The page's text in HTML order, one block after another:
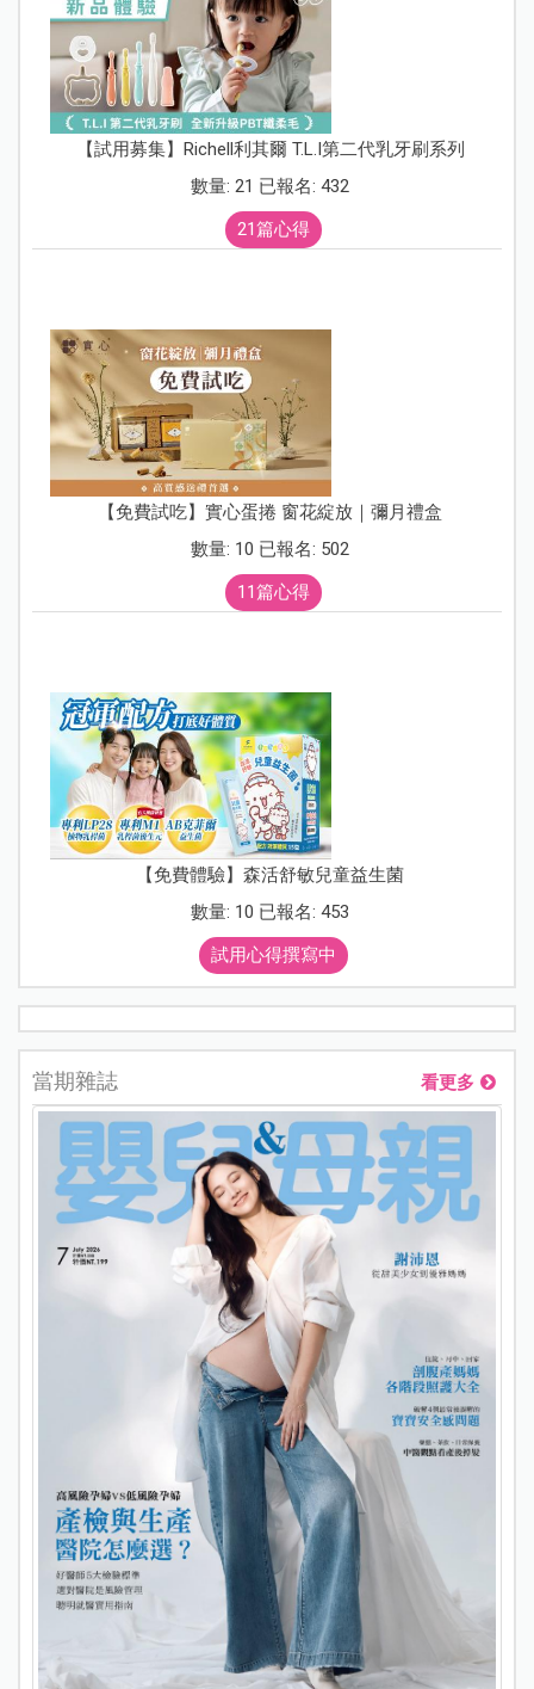
【試用募集】Richell利其爾 T.L.I第二代乳牙刷系列
數量: 21 已報名: 432
21篇心得
【免費試吃】實心蛋捲 窗花綻放｜彌月禮盒
數量: 10 已報名: 502
11篇心得
【免費體驗】森活舒敏兒童益生菌
數量: 10 已報名: 453
試用心得撰寫中
當期雜誌 看更多